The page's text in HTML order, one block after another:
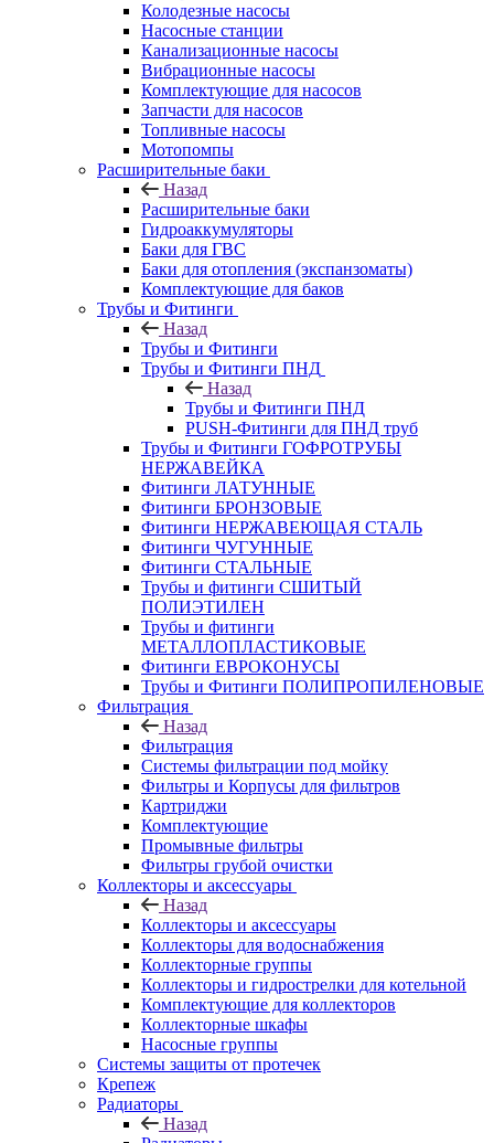
Колодезные насосы
Насосные станции
Канализационные насосы
Вибрационные насосы
Комплектующие для насосов
Запчасти для насосов
Топливные насосы
Мотопомпы
Расширительные баки
Назад
Расширительные баки
Гидроаккумуляторы
Баки для ГВС
Баки для отопления (экспанзоматы)
Комплектующие для баков
Трубы и Фитинги
Назад
Трубы и Фитинги
Трубы и Фитинги ПНД
Назад
Трубы и Фитинги ПНД
PUSH-Фитинги для ПНД труб
Трубы и Фитинги ГОФРОТРУБЫ
НЕРЖАВЕЙКА
Фитинги ЛАТУННЫЕ
Фитинги БРОНЗОВЫЕ
Фитинги НЕРЖАВЕЮЩАЯ СТАЛЬ
Фитинги ЧУГУННЫЕ
Фитинги СТАЛЬНЫЕ
Трубы и фитинги СШИТЫЙ
ПОЛИЭТИЛЕН
Трубы и фитинги
МЕТАЛЛОПЛАСТИКОВЫЕ
Фитинги ЕВРОКОНУСЫ
Трубы и Фитинги ПОЛИПРОПИЛЕНОВЫЕ
Фильтрация
Назад
Фильтрация
Системы фильтрации под мойку
Фильтры и Корпусы для фильтров
Картриджи
Комплектующие
Промывные фильтры
Фильтры грубой очистки
Коллекторы и аксессуары
Назад
Коллекторы и аксессуары
Коллекторы для водоснабжения
Коллекторные группы
Коллекторы и гидрострелки для котельной
Комплектующие для коллекторов
Коллекторные шкафы
Насосные группы
Системы защиты от протечек
Крепеж
Радиаторы
Назад